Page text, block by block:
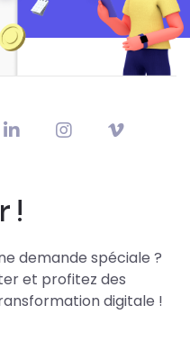
!
demande spéciale ?
et profitez des
digitale !